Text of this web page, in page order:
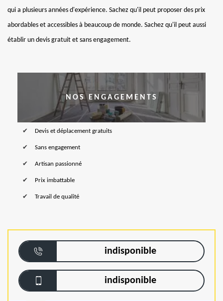
qui a plusieurs années d'expérience. Sachez qu'il peut proposer des prix
abordables et accessibles à beaucoup de monde. Sachez qu'il peut aussi
établir un devis gratuit et sans engagement.
NOS ENGAGEMENTS
Devis et déplacement gratuits
Sans engagement
Artisan passionné
Prix imbattable
Travail de qualité
indisponible
indisponible